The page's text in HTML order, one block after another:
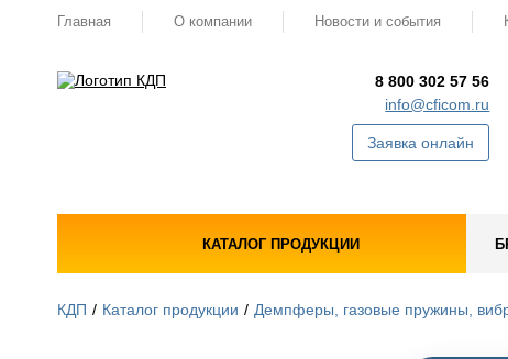
Главная О компании Новости и события
8 800 302 57 56
info@cficom.ru
Заявка онлайн
КАТАЛОГ ПРОДУКЦИИ
КДП Каталог продукции Демпферы, газовые пружины,